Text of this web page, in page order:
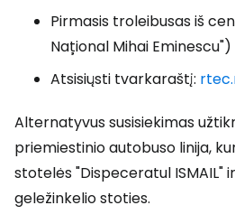
Pirmasis troleibusas iš
Național Mihai Eminescu")
Atsisiųsti tvarkaraštį:
Alternatyvus susisiekimas
priemiestinio autobuso linija,
stotelės "Dispeceratul ISMAIL"
geležinkelio stoties.